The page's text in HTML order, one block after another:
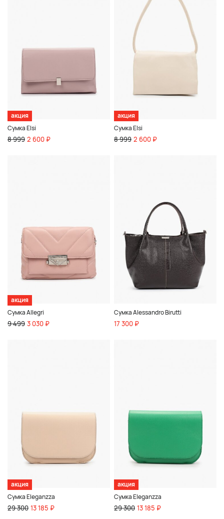
акция
Сумка Elsi
8 999 2 600 ₽
акция
Сумка Elsi
8 999 2 600 ₽
акция
Сумка Allegri
9 499 3 030 ₽
Сумка Alessandro Birutti
17 300 ₽
акция
Сумка Eleganzza
29 300 13 185 ₽
акция
Сумка Eleganzza
29 300 13 185 ₽